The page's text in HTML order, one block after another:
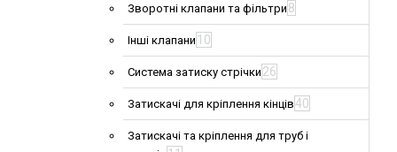
Зворотні клапани та фільтри 8
Інші клапани 10
Система затиску стрічки 26
Затискачі для кріплення кінців40
Затискачі та кріплення для труб і